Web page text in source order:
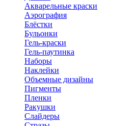
Акварельные краски
Аэрография
Блёстки
Бульонки
Гель-краски
Гель-паутинка
Наборы
Наклейки
Объемные дизайны
Пигменты
Пленки
Ракушки
Слайдеры